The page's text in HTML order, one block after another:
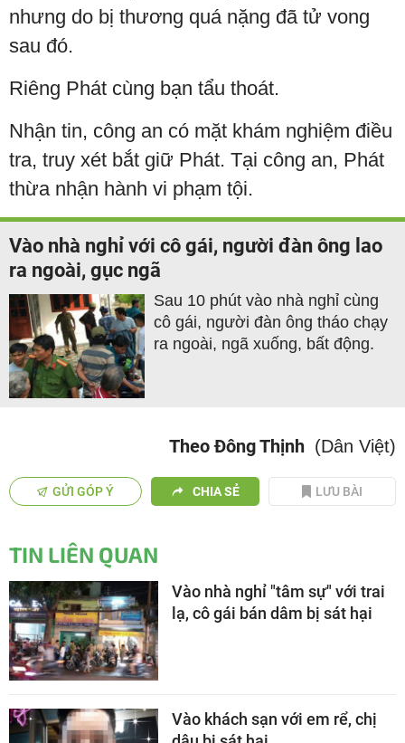
nhưng do bị thương quá nặng đã tử vong
sau đó.
Riêng Phát cùng bạn tẩu thoát.
Nhận tin, công an có mặt khám nghiệm điều
tra, truy xét bắt giữ Phát. Tại công an, Phát
thừa nhận hành vi phạm tội.
Vào nhà nghỉ với cô gái, người đàn ông lao
ra ngoài, gục ngã
Sau 10 phút vào nhà nghỉ cùng
cô gái, người đàn ông tháo chạy
ra ngoài, ngã xuống, bất động.
Theo Đông Thịnh (Dân Việt)
GỬI GÓP Ý CHIA SẺ LƯU BÀI
TIN LIÊN QUAN
Vào nhà nghỉ "tâm sự" với trai
lạ, cô gái bán dâm bị sát hại
Vào khách sạn với em rể, chị